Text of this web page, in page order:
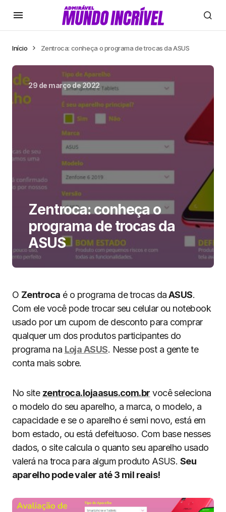
Início Zentroca: conheça o programa de trocas da ASUS
29 de março de 2022
Zentroca: conheça o
programa de trocas da
ASUS
O Zentroca é o programa de trocas daASUS.
Com ele você pode trocar seu celular ou notebook
usado por um cupom de desconto para comprar
qualquer um dos produtos participantes do
programa na Loja ASUS. Nesse post a gente te
conta mais sobre.
No site zentroca.lojaasus.com.br você seleciona
o modelo do seu aparelho, a marca, o modelo, a
capacidade e se o aparelho é semi novo, está em
bom estado, ou está defeituoso. Com base nesses
dados, o site calcula o quanto seu aparelho usado
valerá na troca para algum produto ASUS. Seu
aparelho pode valer até 3 mil reais!